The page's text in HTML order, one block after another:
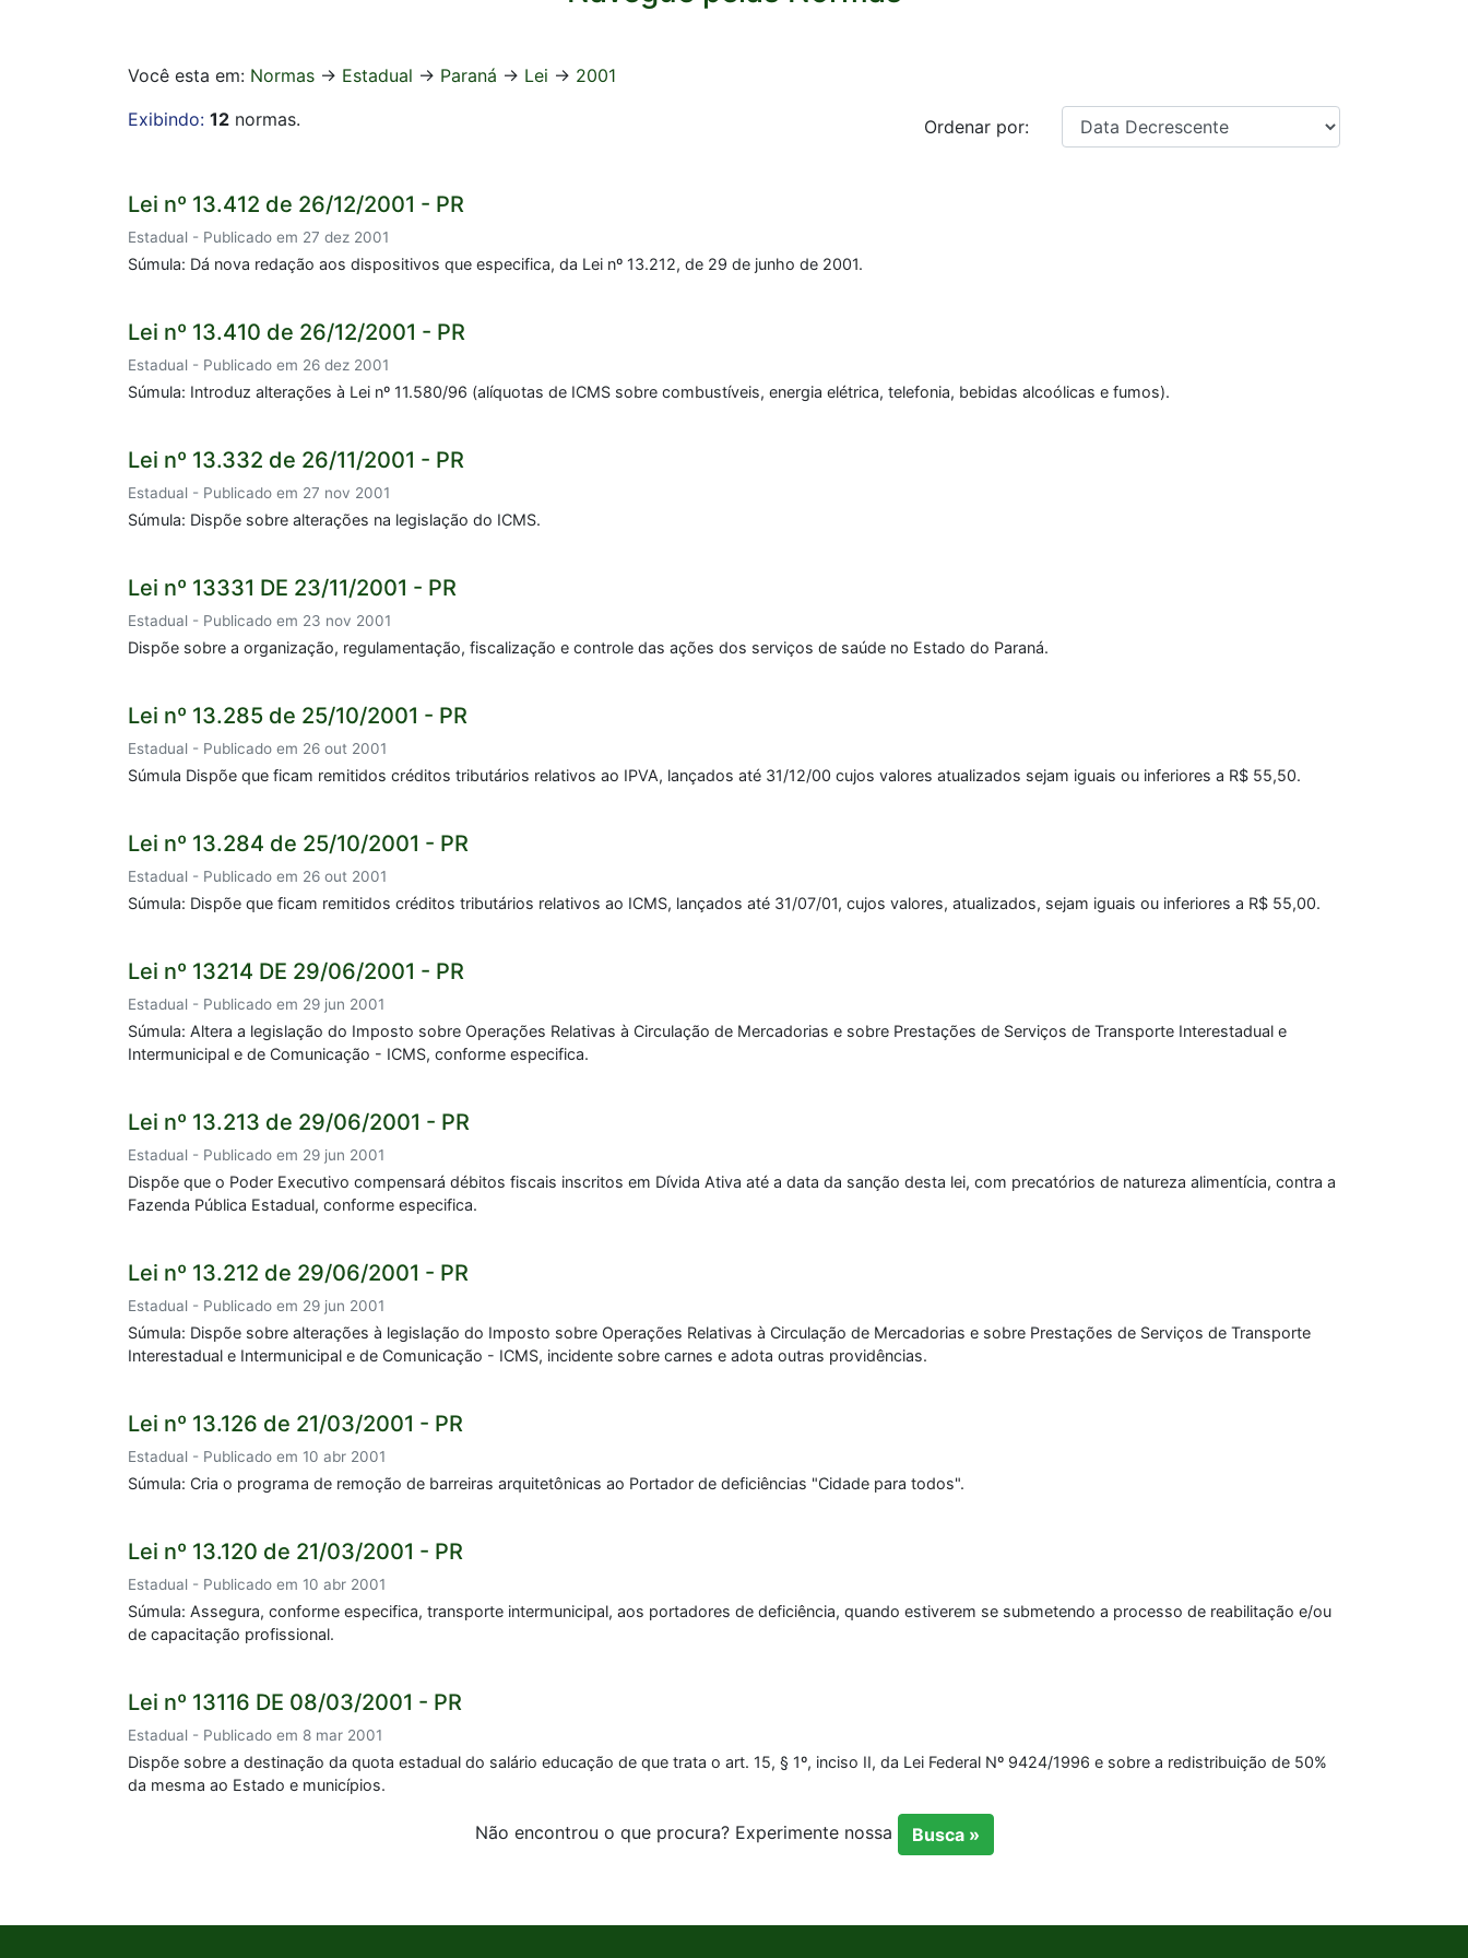
Você esta em: Normas -> Estadual -> Paraná -> Lei -> 2001
Exibindo: 12 normas. Ordenar por:
Lei nº 13.412 de 26/12/2001 - PR
Estadual - Publicado em 27 dez 2001
Súmula: Dá nova redação aos dispositivos que especifica, da Lei nº 13.212, de 29 de junho de 2001.
Lei nº 13.410 de 26/12/2001 - PR
Estadual - Publicado em 26 dez 2001
Súmula: Introduz alterações à Lei nº 11.580/96 (alíquotas de ICMS sobre combustíveis, energia elétrica, telefonia, bebidas alcoólicas e fumos).
Lei nº 13.332 de 26/11/2001 - PR
Estadual - Publicado em 27 nov 2001
Súmula: Dispõe sobre alterações na legislação do ICMS.
Lei nº 13331 DE 23/11/2001 - PR
Estadual - Publicado em 23 nov 2001
Dispõe sobre a organização, regulamentação, fiscalização e controle das ações dos serviços de saúde no Estado do Paraná.
Lei nº 13.285 de 25/10/2001 - PR
Estadual - Publicado em 26 out 2001
Súmula Dispõe que ficam remitidos créditos tributários relativos ao IPVA, lançados até 31/12/00 cujos valores atualizados sejam iguais ou inferiores a R$ 55,50.
Lei nº 13.284 de 25/10/2001 - PR
Estadual - Publicado em 26 out 2001
Súmula: Dispõe que ficam remitidos créditos tributários relativos ao ICMS, lançados até 31/07/01, cujos valores, atualizados, sejam iguais ou inferiores a R$ 55,00.
Lei nº 13214 DE 29/06/2001 - PR
Estadual - Publicado em 29 jun 2001
Súmula: Altera a legislação do Imposto sobre Operações Relativas à Circulação de Mercadorias e sobre Prestações de Serviços de Transporte Interestadual e
Intermunicipal e de Comunicação - ICMS, conforme especifica.
Lei nº 13.213 de 29/06/2001 - PR
Estadual - Publicado em 29 jun 2001
Dispõe que o Poder Executivo compensará débitos fiscais inscritos em Dívida Ativa até a data da sanção desta lei, com precatórios de natureza alimentícia, contra a
Fazenda Pública Estadual, conforme especifica.
Lei nº 13.212 de 29/06/2001 - PR
Estadual - Publicado em 29 jun 2001
Súmula: Dispõe sobre alterações à legislação do Imposto sobre Operações Relativas à Circulação de Mercadorias e sobre Prestações de Serviços de Transporte
Interestadual e Intermunicipal e de Comunicação - ICMS, incidente sobre carnes e adota outras providências.
Lei nº 13.126 de 21/03/2001 - PR
Estadual - Publicado em 10 abr 2001
Súmula: Cria o programa de remoção de barreiras arquitetônicas ao Portador de deficiências "Cidade para todos".
Lei nº 13.120 de 21/03/2001 - PR
Estadual - Publicado em 10 abr 2001
Súmula: Assegura, conforme especifica, transporte intermunicipal, aos portadores de deficiência, quando estiverem se submetendo a processo de reabilitação e/ou
de capacitação profissional.
Lei nº 13116 DE 08/03/2001 - PR
Estadual - Publicado em 8 mar 2001
Dispõe sobre a destinação da quota estadual do salário educação de que trata o art. 15, § 1º, inciso II, da Lei Federal Nº 9424/1996 e sobre a redistribuição de 50%
da mesma ao Estado e municípios.
Não encontrou o que procura? Experimente nossa Busca »